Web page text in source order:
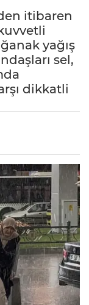
itibaren
yağış
sel,
dikkatli